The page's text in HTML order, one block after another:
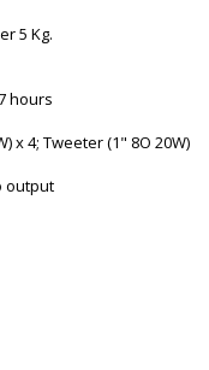
5 Kg.
hours
x 4; Tweeter (1" 8O 20W)
output